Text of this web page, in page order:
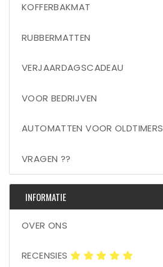
KOFFERBAKMAT
RUBBERMATTEN
VERJAARDAGSCADEAU
VOOR BEDRIJVEN
AUTOMATTEN VOOR OLDTIMERS
VRAGEN ??
INFORMATIE
OVER ONS
RECENSIES